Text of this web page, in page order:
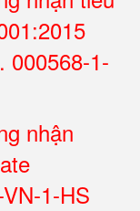
000568-1-
nhận
1-HS